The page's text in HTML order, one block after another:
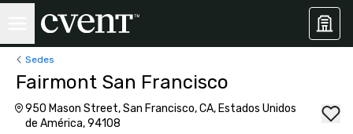
Sedes
Fairmont San Francisco
950 Mason Street, San Francisco, CA, Estados Unidos
de América, 94108